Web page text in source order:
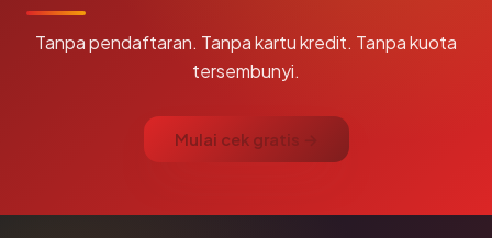
Tanpa pendaftaran. Tanpa kartu kredit. Tanpa kuota
tersembunyi.
Mulai cek gratis →